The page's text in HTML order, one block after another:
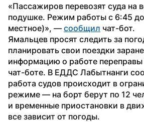
«Пассажиров перевозят суда на
подушке. Режим работы с 6:45
местное)», — сообщил чат-бот.
Ямальцев просят следить за
планировать свои поездки
информацию о работе
чат-боте. В ЕДДС Лабытнанги
работа судов происходит в
режиме — на борт берут по 12
и временные приостановки в
все зависит от погоды.